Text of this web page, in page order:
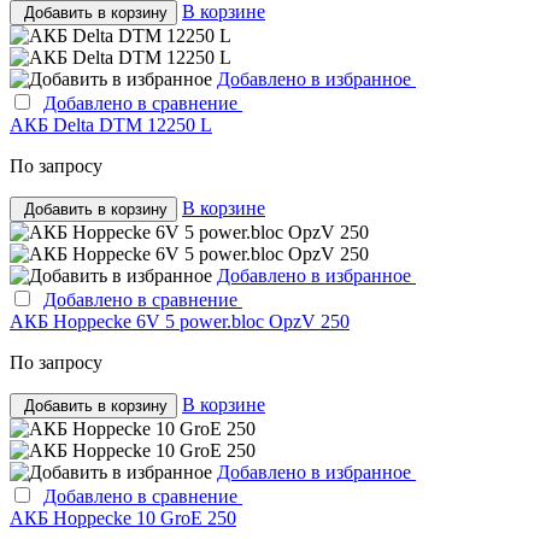
Добавить в корзину В корзине
Добавлено в избранное
Добавлено в сравнение
АКБ Delta DTM 12250 L
По запросу
Добавить в корзину В корзине
Добавлено в избранное
Добавлено в сравнение
АКБ Hoppecke 6V 5 power.bloc OpzV 250
По запросу
Добавить в корзину В корзине
Добавлено в избранное
Добавлено в сравнение
АКБ Hoppecke 10 GroE 250